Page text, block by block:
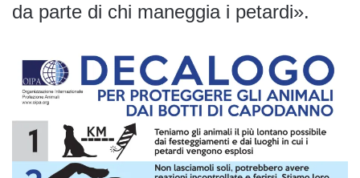
da parte di chi maneggia i petardi».